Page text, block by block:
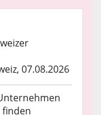
07.08.2026
finden